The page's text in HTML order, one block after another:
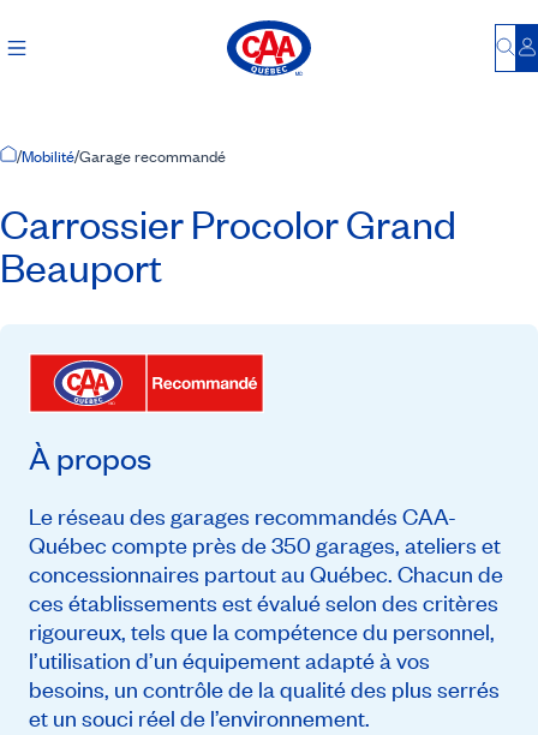
Accueil
/Mobilité/Garage recommandé
Carrossier Procolor Grand
Beauport
À propos
Le réseau des garages recommandés CAA-
Québec compte près de 350 garages, ateliers et
concessionnaires partout au Québec. Chacun de
ces établissements est évalué selon des critères
rigoureux, tels que la compétence du personnel,
l’utilisation d’un équipement adapté à vos
besoins, un contrôle de la qualité des plus serrés
et un souci réel de l’environnement.